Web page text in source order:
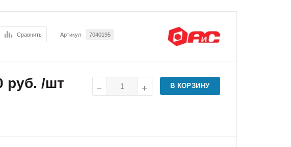
Сравнить Артикул 7040195
руб. /шт В КОРЗИНУ